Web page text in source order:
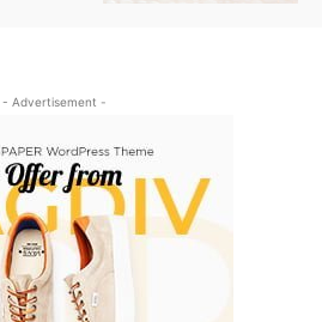
- Advertisement -